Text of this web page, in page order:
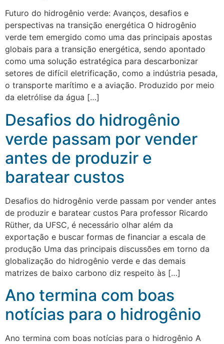
Futuro do hidrogênio verde: Avanços, desafios e
perspectivas na transição energética O hidrogênio
verde tem emergido como uma das principais apostas
globais para a transição energética, sendo apontado
como uma solução estratégica para descarbonizar
setores de difícil eletrificação, como a indústria pesada,
o transporte marítimo e a aviação. Produzido por meio
da eletrólise da água […]
Desafios do hidrogênio
verde passam por vender
antes de produzir e
baratear custos
Desafios do hidrogênio verde passam por vender antes
de produzir e baratear custos Para professor Ricardo
Rüther, da UFSC, é necessário olhar além da
exportação e buscar formas de financiar a escala de
produção Uma das principais discussões em torno da
globalização do hidrogênio verde e das demais
matrizes de baixo carbono diz respeito às […]
Ano termina com boas
notícias para o hidrogênio
Ano termina com boas notícias para o hidrogênio A